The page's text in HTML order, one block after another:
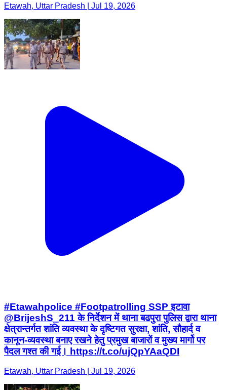
Etawah, Uttar Pradesh | Jul 19, 2026
#Etawahpolice #Footpatrolling SSP इटावा
@BrijeshS_211 के निर्देशन में थाना बढपुरा पुलिस द्वारा थाना
क्षेत्रान्तर्गत शांति व्यवस्था के दृष्टिगत सुरक्षा, शांति, सौहार्द व
कानून-व्यवस्था बनाए रखने हेतु प्रमुख बाजारों व मुख्य मार्गो पर
पैदल गश्त की गई। https://t.co/ujQpYAaQDI
Etawah, Uttar Pradesh | Jul 19, 2026